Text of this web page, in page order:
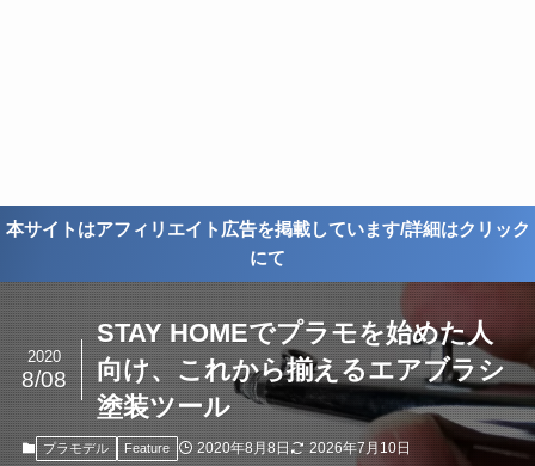
本サイトはアフィリエイト広告を掲載しています/詳細はクリック
にて
STAY HOMEでプラモを始めた人
向け、これから揃えるエアブラシ
塗装ツール
2020
8/08
プラモデル Feature 2020年8月8日 2026年7月10日